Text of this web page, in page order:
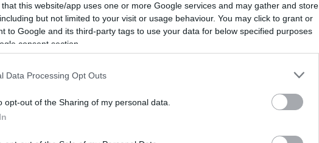
that this website/app uses one or more Google services and may gather and store
but not limited to your visit or usage behaviour. You may click to grant or
to Google and its third-party tags to use your data for below specified purposes
consent section.
Data Processing Opt Outs
opt-out of the Sharing of my personal data.
Προσθήκη στο
καλάθι
Διαβάστε
περισσότερα
Διαβάστε
περισσότερα